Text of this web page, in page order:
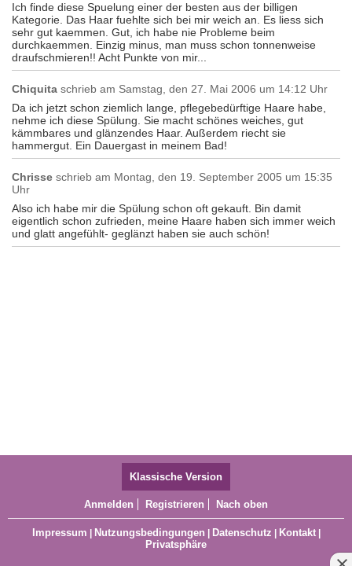
Ich finde diese Spuelung einer der besten aus der billigen
Kategorie. Das Haar fuehlte sich bei mir weich an. Es liess sich
sehr gut kaemmen. Gut, ich habe nie Probleme beim
durchkaemmen. Einzig minus, man muss schon tonnenweise
draufschmieren!! Acht Punkte von mir...
Chiquita schrieb am Samstag, den 27. Mai 2006 um 14:12 Uhr
Da ich jetzt schon ziemlich lange, pflegebedürftige Haare habe,
nehme ich diese Spülung. Sie macht schönes weiches, gut
kämmbares und glänzendes Haar. Außerdem riecht sie
hammergut. Ein Dauergast in meinem Bad!
Chrisse schrieb am Montag, den 19. September 2005 um 15:35
Uhr
Also ich habe mir die Spülung schon oft gekauft. Bin damit
eigentlich schon zufrieden, meine Haare haben sich immer weich
und glatt angefühlt- geglänzt haben sie auch schön!
Klassische Version
Anmelden Registrieren Nach oben
Impressum Nutzungsbedingungen Datenschutz Kontakt|
Privatsphäre